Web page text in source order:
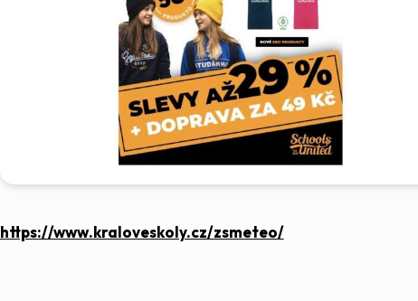
https://www.kraloveskoly.cz/zsmeteo/